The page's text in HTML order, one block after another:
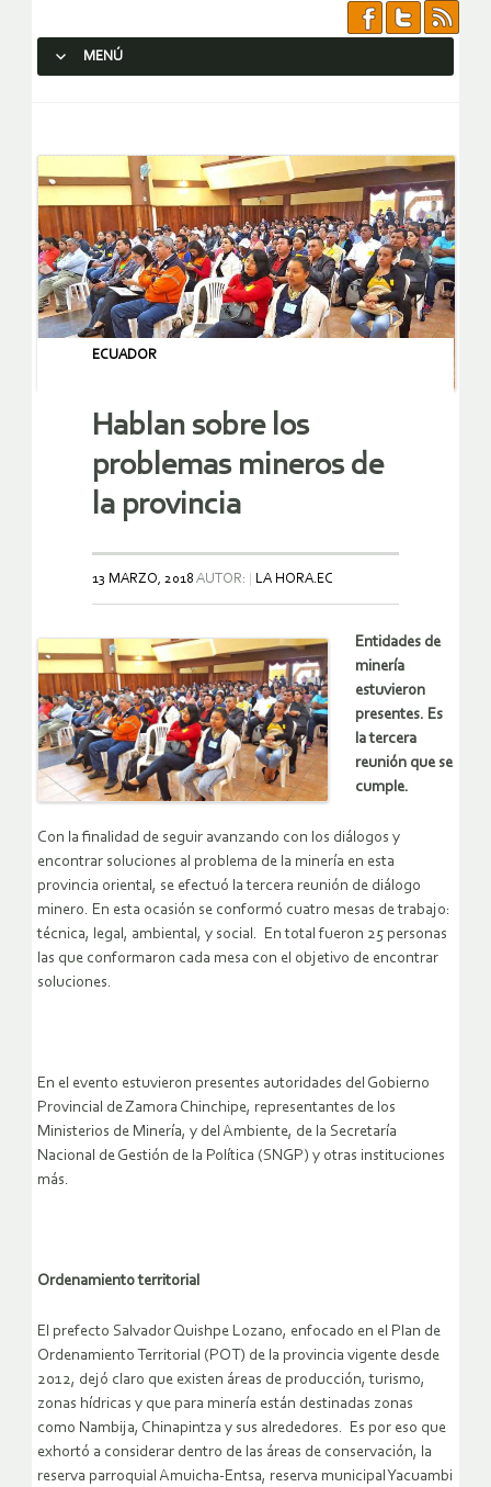
MENÚ
ECUADOR
Hablan sobre los
problemas mineros de
la provincia
13 MARZO, 2018 AUTOR: LA HORA.EC
Entidades de
minería
estuvieron
presentes. Es
la tercera
reunión que se
cumple.
Con la finalidad de seguir avanzando con los diálogos y
encontrar soluciones al problema de la minería en esta
provincia oriental, se efectuó la tercera reunión de diálogo
minero. En esta ocasión se conformó cuatro mesas de trabajo:
técnica, legal, ambiental, y social. En total fueron 25 personas
las que conformaron cada mesa con el objetivo de encontrar
soluciones.
En el evento estuvieron presentes autoridades del Gobierno
Provincial de Zamora Chinchipe, representantes de los
Ministerios de Minería, y del Ambiente, de la Secretaría
Nacional de Gestión de la Política (SNGP) y otras instituciones
más.
Ordenamiento territorial
El prefecto Salvador Quishpe Lozano, enfocado en el Plan de
Ordenamiento Territorial (POT) de la provincia vigente desde
2012, dejó claro que existen áreas de producción, turismo,
zonas hídricas y que para minería están destinadas zonas
como Nambija, Chinapintza y sus alrededores. Es por eso que
exhortó a considerar dentro de las áreas de conservación, la
reserva parroquial Amuicha-Entsa, reserva municipal Yacuambi